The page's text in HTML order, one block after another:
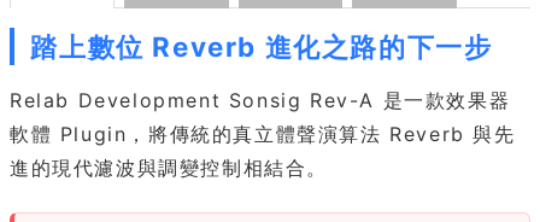
踏上數位 Reverb 進化之路的下一步
Relab Development Sonsig Rev-A 是一款效果器
軟體 Plugin，將傳統的真立體聲演算法 Reverb 與先
進的現代濾波與調變控制相結合。